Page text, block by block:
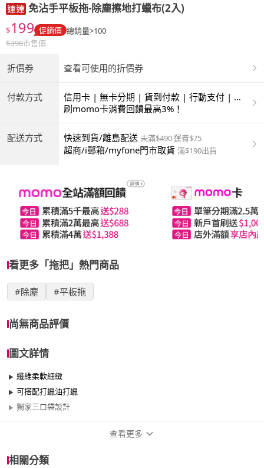
免沾手平板拖-除塵擦地打蠟布(2入)
$199 促銷價 總銷量>100
$398市售價
折價券 查看可使用的折價券
付款方式
信用卡 | 無卡分期 | 貨到付款 | 行動支付 | 超
商付款 | ATM | 銀聯卡
刷momo卡消費回饋最高3%！
配送方式 快速到貨/離島配送 未滿$490 運費$75
超商/i郵箱/myfone門市取貨 滿$190出貨
看更多「拖把」熱門商品
#除塵 #平板拖
尚無商品評價
圖文詳情
纖維柔軟細緻
可搭配打蠟油打蠟
獨家三口袋設計
查看更多
相關分類